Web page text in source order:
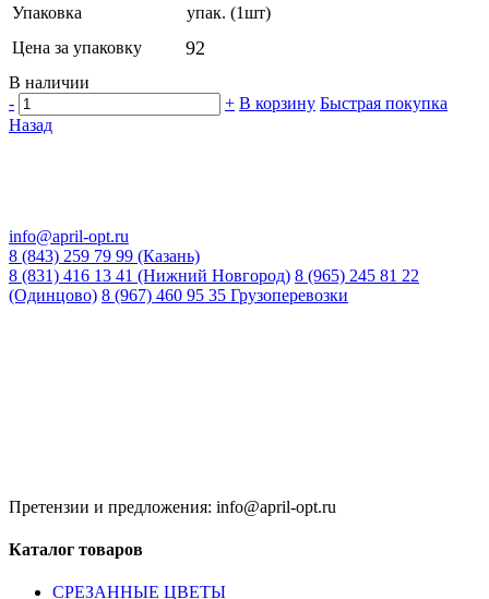
Упаковка
упак. (1шт)
Цена за упаковку
92
В наличии
-
+ В корзину Быстрая покупка
Назад
info@april-opt.ru
8 (843) 259 79 99 (Казань)
8 (831) 416 13 41 (Нижний Новгород) 8 (965) 245 81 22
(Одинцово) 8 (967) 460 95 35 Грузоперевозки
Претензии и предложения: info@april-opt.ru
Каталог товаров
CPЕЗАННЫЕ ЦВЕТЫ